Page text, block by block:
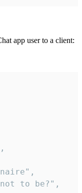
app user to a client: